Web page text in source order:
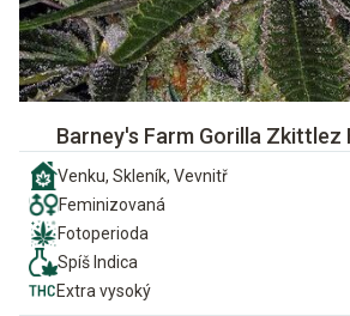
Barney's Farm Gorilla Zkittlez
Venku, Skleník, Vevnitř
Feminizovaná
Fotoperioda
Spíš Indica
Extra vysoký